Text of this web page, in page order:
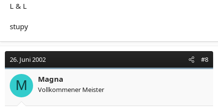
L & L
stupy
26. Juni 2002 #8
M Magna
Vollkommener Meister